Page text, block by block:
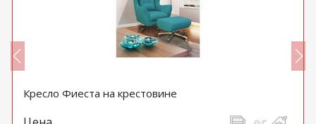
Кресло Фиеста на крестовине